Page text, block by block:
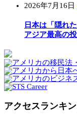
2026年7月16日
日本は「隠れ
アジア最高の
アクセスランキ